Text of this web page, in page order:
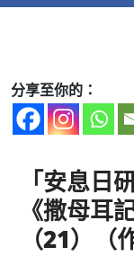
分享至你的：
「安息日
《撒母耳
（21）（